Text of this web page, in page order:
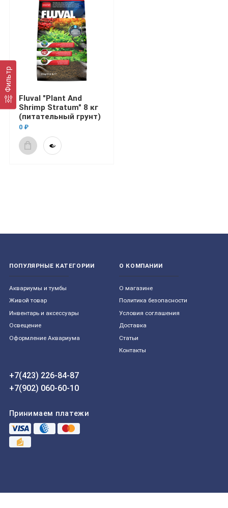
Фильтр
Fluval "Plant And
Shrimp Stratum" 8 кг
(питательный грунт)
0 ₽
ПОПУЛЯРНЫЕ КАТЕГОРИИ
Aквариумы и тумбы
Живой товар
Инвентарь и аксессуары
Освещение
Оформление Аквариума
О КОМПАНИИ
О магазине
Политика безопасности
Условия соглашения
Доставка
Статьи
Контакты
+7(423) 226-84-87
+7(902) 060-60-10
Принимаем платежи